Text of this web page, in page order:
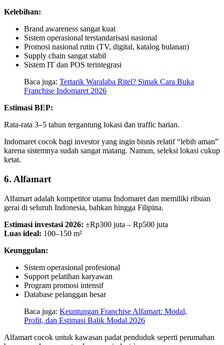
Kelebihan:
Brand awareness sangat kuat
Sistem operasional terstandarisasi nasional
Promosi nasional rutin (TV, digital, katalog bulanan)
Supply chain sangat stabil
Sistem IT dan POS terintegrasi
Baca juga: Tertarik Waralaba Ritel? Simak Cara Buka
Franchise Indomaret 2026
Estimasi BEP:
Rata-rata 3–5 tahun tergantung lokasi dan traffic harian.
Indomaret cocok bagi investor yang ingin bisnis relatif “lebih aman”
karena sistemnya sudah sangat matang. Namun, seleksi lokasi cukup
ketat.
6. Alfamart
Alfamart adalah kompetitor utama Indomaret dan memiliki ribuan
gerai di seluruh Indonesia, bahkan hingga Filipina.
Estimasi investasi 2026: ±Rp300 juta – Rp500 juta
Luas ideal: 100–150 m²
Keunggulan:
Sistem operasional profesional
Support pelatihan karyawan
Program promosi intensif
Database pelanggan besar
Baca juga: Keuntungan Franchise Alfamart: Modal,
Profit, dan Estimasi Balik Modal 2026
Alfamart cocok untuk kawasan padat penduduk seperti perumahan